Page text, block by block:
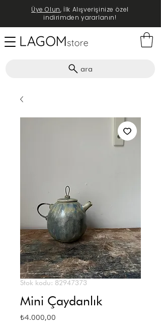
ara
Üye Olun, İlk Alışverişinize özel
indirimden yararlanın!
Stok kodu: 82947373
Mini Çaydanlık
₺4.000,00